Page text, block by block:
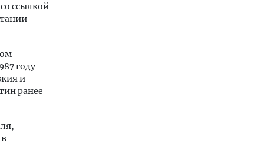
ссылкой
году
и
ранее